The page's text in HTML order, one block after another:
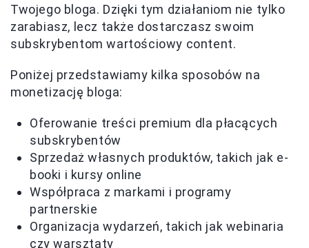
Twojego bloga. Dzięki tym działaniom nie tylko
zarabiasz, lecz także dostarczasz swoim
subskrybentom wartościowy content.
Poniżej przedstawiamy kilka sposobów na
monetizację bloga:
Oferowanie treści premium dla płacących
subskrybentów
Sprzedaż własnych produktów, takich jak e-
booki i kursy online
Współpraca z markami i programy
partnerskie
Organizacja wydarzeń, takich jak webinaria
czy warsztaty